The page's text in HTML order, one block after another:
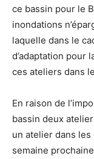
ce bassin pour le
inondations
laquelle dans le
d’adaptation pour
ces ateliers dans
En raison de
bassin deux
un atelier dans
semaine